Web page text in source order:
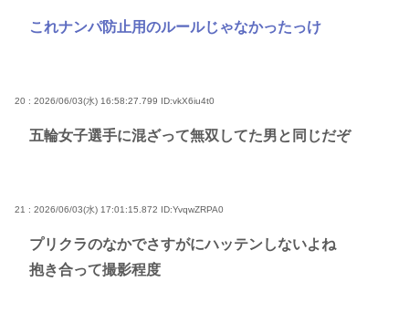
これナンパ防止用のルールじゃなかったっけ
20 : 2026/06/03(水) 16:58:27.799 ID:vkX6iu4t0
五輪女子選手に混ざって無双してた男と同じだぞ
21 : 2026/06/03(水) 17:01:15.872 ID:YvqwZRPA0
プリクラのなかでさすがにハッテンしないよね
抱き合って撮影程度